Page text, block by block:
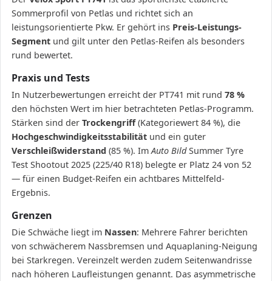
Sommerprofil von Petlas und richtet sich an
leistungsorientierte Pkw. Er gehört ins Preis-Leistungs-
Segment und gilt unter den Petlas-Reifen als besonders
rund bewertet.
Praxis und Tests
In Nutzerbewertungen erreicht der PT741 mit rund 78 %
den höchsten Wert im hier betrachteten Petlas-Programm.
Stärken sind der Trockengriff(Kategoriewert 84 %), die
Hochgeschwindigkeitsstabilität und ein guter
Verschleißwiderstand (85 %). Im Auto BildSummer Tyre
Test Shootout 2025 (225/40 R18) belegte er Platz 24 von 52
— für einen Budget-Reifen ein achtbares Mittelfeld-
Ergebnis.
Grenzen
Die Schwäche liegt im Nassen: Mehrere Fahrer berichten
von schwächerem Nassbremsen und Aquaplaning-Neigung
bei Starkregen. Vereinzelt werden zudem Seitenwandrisse
nach höheren Laufleistungen genannt. Das asymmetrische